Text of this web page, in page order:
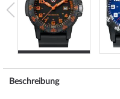
Beschreibung